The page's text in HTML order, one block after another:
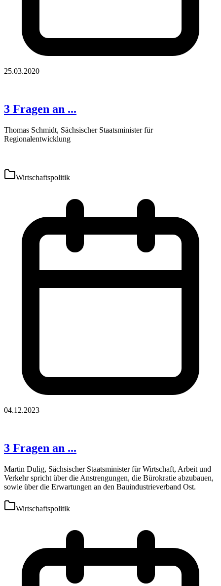
25.03.2020
3 Fragen an ...
Thomas Schmidt, Sächsischer Staatsminister für
Regionalentwicklung
Wirtschaftspolitik
04.12.2023
3 Fragen an ...
Martin Dulig, Sächsischer Staatsminister für Wirtschaft, Arbeit und
Verkehr spricht über die Anstrengungen, die Bürokratie abzubauen,
sowie über die Erwartungen an den Bauindustrieverband Ost.
Wirtschaftspolitik